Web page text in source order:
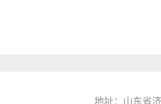
地址：山东省